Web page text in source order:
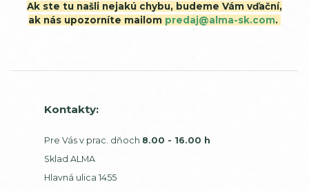
Ak ste tu našli nejakú chybu, budeme Vám vďační,
ak nás upozorníte mailom predaj@alma-sk.com.
Kontakty:
Pre Vás v prac. dňoch 8.00 - 16.00 h
Sklad ALMA
Hlavná ulica 1455